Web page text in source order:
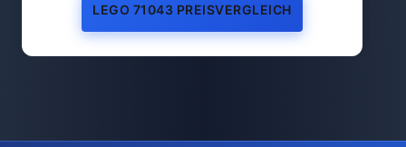
LEGO 71043 PREISVERGLEICH